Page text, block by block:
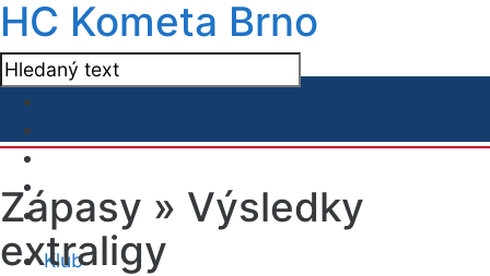
HC Kometa Brno
Klub
Zápasy » Výsledky
extraligy